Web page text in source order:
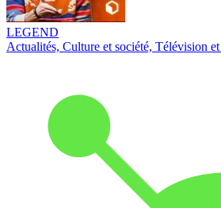
LEGEND
Actualités, Culture et société, Télévision